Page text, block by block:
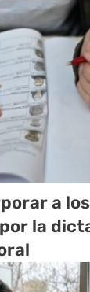
a los
la